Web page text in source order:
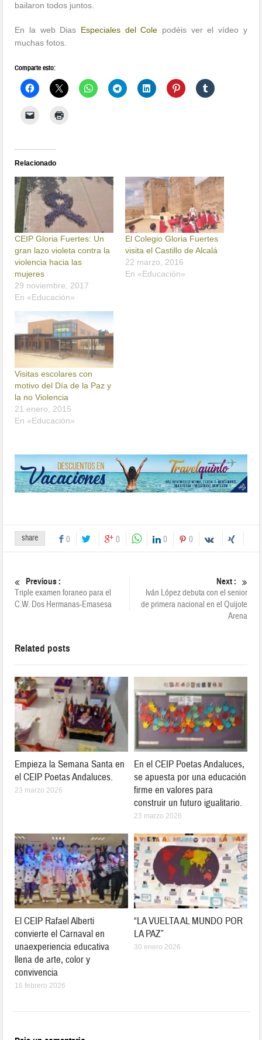
bailaron todos juntos.
En la web Dias Especiales del Cole podéis ver el vídeo y
muchas fotos.
Comparte esto:
Relacionado
CEIP Gloria Fuertes: Un
gran lazo violeta contra la
violencia hacia las
mujeres
29 noviembre, 2017
En «Educación»
El Colegio Gloria Fuertes
visita el Castillo de Alcalá
22 marzo, 2016
En «Educación»
Visitas escolares con
motivo del Día de la Paz y
la no Violencia
21 enero, 2015
En «Educación»
share 0 0 0 0
Previous :
Triple examen foraneo para el
C.W. Dos Hermanas-Emasesa
Next :
Iván López debuta con el senior
de primera nacional en el Quijote
Arena
Related posts
Empieza la Semana Santa en
el CEIP Poetas Andaluces.
23 marzo 2026
En el CEIP Poetas Andaluces,
se apuesta por una educación
firme en valores para
construir un futuro igualitario.
23 marzo 2026
El CEIP Rafael Alberti
convierte el Carnaval en
unaexperiencia educativa
llena de arte, color y
convivencia
16 febrero 2026
“LA VUELTA AL MUNDO POR
LA PAZ”
30 enero 2026